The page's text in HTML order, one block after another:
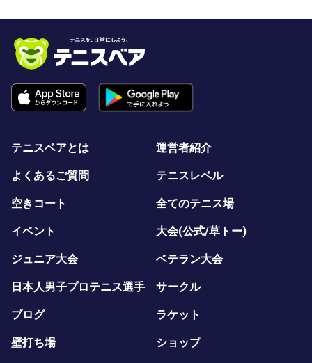
テニスベアとは 運営者紹介
よくあるご質問 テニスレベル
空きコート 全てのテニス場
イベント 大会(公式/草トー)
ジュニア大会 ベテラン大会
日本人男子プロテニス選手 サークル
ブログ ラケット
壁打ち場 ショップ